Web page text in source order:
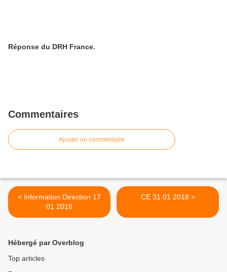
Réponse du DRH France.
Commentaires
Ajouter un commentaire
< Information Direction 17
01 2018
CE 31 01 2018 >
Hébergé par Overblog
Top articles